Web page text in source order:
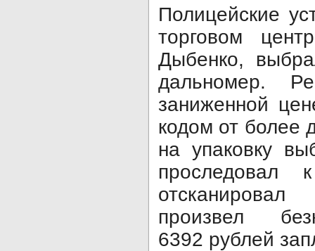
Полицейские
торговом
Дыбенко,
дальномер.
заниженной
кодом от более
на упаковку
проследовал
произвел
6392 рублей